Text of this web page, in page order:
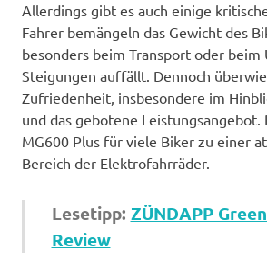
Allerdings gibt es auch einige
Fahrer bemängeln das Gewicht des
besonders beim Transport oder beim
Steigungen auffällt. Dennoch
Zufriedenheit, insbesondere im
und das gebotene Leistungsangebot.
MG600 Plus für viele Biker zu einer
Bereich der Elektrofahrräder.
Lesetipp: ZÜNDAPP
Review